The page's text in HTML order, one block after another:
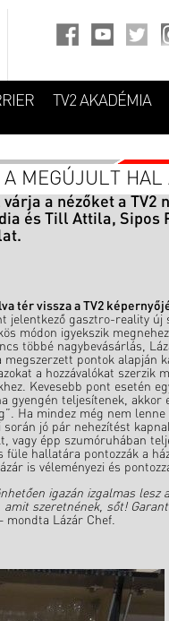
TV2 AKADÉMIA
MEGÚJULT HAL
a nézőket a TV2
és Till Attila, Sipos
tér vissza a TV2
jelentkező gasztro-reality új
módon igyekszik
többé nagybevásárlás,
pontok alapján
a hozzávalókat szerzik
Kevesebb pont esetén
gyengén teljesítenek, akkor
Ha mindez még nem lenne
jó pár nehezítést
vagy épp szumóruhában
hallatára pontozzák a
is véleményezi és
igazán izgalmas lesz
szeretnének, sőt!
mondta Lázár Chef.